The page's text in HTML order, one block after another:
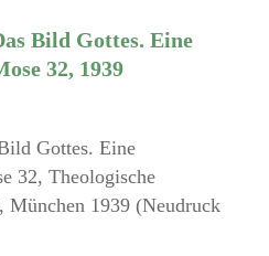
Bild Gottes. Eine
32, 1939
Gottes. Eine
32, Theologische
München 1939 (Neudruck